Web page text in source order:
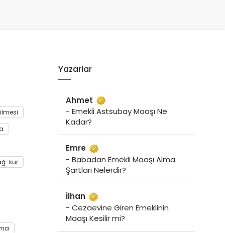
kur
Yazarlar
Ahmet
- Emekli Astsubay Maaşı Ne
Kadar?
Emre
- Babadan Emekli Maaşı Alma
Şartları Nelerdir?
İlhan
- Cezaevine Giren Emeklinin
Maaşı Kesilir mi?